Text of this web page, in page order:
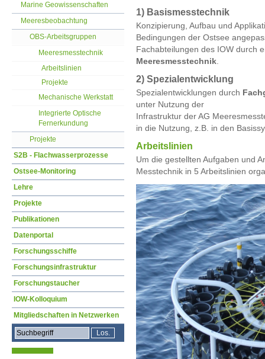
1) Basismesstechnik
Konzipierung, Aufbau und
Bedingungen der Ostsee
Fachabteilungen des IOW durch
Meeresmesstechnik.
2) Spezialentwicklung
Spezialentwicklungen durch
unter Nutzung der
Infrastruktur der AG
in die Nutzung, z.B. in den
Arbeitslinien
Um die gestellten Aufgaben und
Messtechnik in 5 Arbeitslinien
Marine Geowissenschaften
Meeresbeobachtung
OBS-Arbeitsgruppen
Meeresmesstechnik
Arbeitslinien
Projekte
Mechanische Werkstatt
Integrierte Optische
Fernerkundung
Projekte
S2B - Flachwasserprozesse
Ostsee-Monitoring
Lehre
Projekte
Publikationen
Datenportal
Forschungsschiffe
Forschungsinfrastruktur
Forschungstaucher
IOW-Kolloquium
Mitgliedschaften in Netzwerken